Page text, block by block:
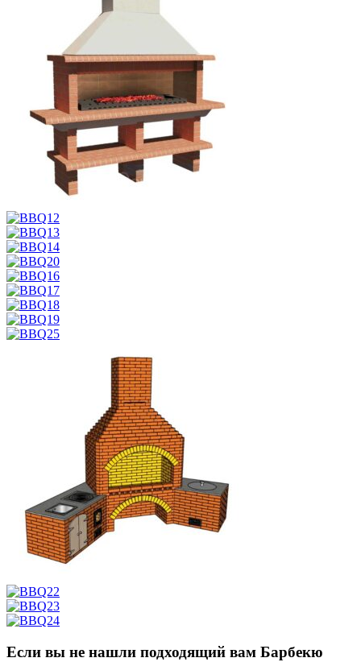
Если вы не нашли подходящий вам Барбекю